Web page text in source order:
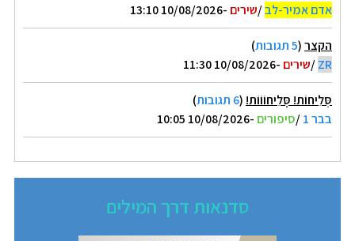
אדם אמיר-לב/שירים -10/08/2026 13:10
הקצר(5 תגובות
)
ZR
/שירים -10/08/2026 11:30
סְּלִיחוֹת! סְְּלִיחוֹוֹוֹת! (6 תגובות
)
בבר 1
/סיפורים -10/08/2026 10:05
סדנאות דרך המילים